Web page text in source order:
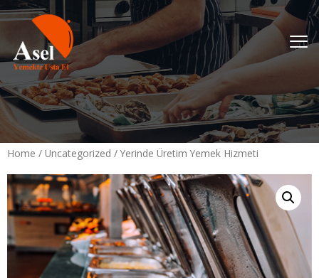
Home / Uncategorized / Yerinde Üretim Yemek Hizmeti